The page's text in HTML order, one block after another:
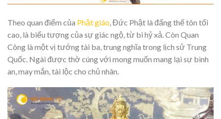
Theo quan điểm của Phật giáo , Đức Phật là đấng thế tôn tối
cao, là biểu tượng của sự giác ngộ, từ bi hỷ xả. Còn Quan
Công là một vị tướng tài ba, trung nghĩa trong lịch sử Trung
Quốc. Ngài được thờ cúng với mong muốn mang lại sự bình
an, may mắn, tài lộc cho chủ nhân.